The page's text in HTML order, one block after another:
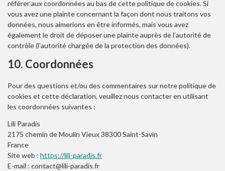
référer aux coordonnées au bas de cette politique de cookies. Si
vous avez une plainte concernant la façon dont nous traitons vos
données, nous aimerions en être informés, mais vous avez
également le droit de déposer une plainte auprès de l’autorité de
contrôle (l’autorité chargée de la protection des données).
10. Coordonnées
Pour des questions et/ou des commentaires sur notre politique de
cookies et cette déclaration, veuillez nous contacter en utilisant
les coordonnées suivantes :
Lili Paradis
2175 chemin de Moulin Vieux 38300 Saint-Savin
France
Site web : https://lili-paradis.fr
E-mail : contact@lili-paradis.fr